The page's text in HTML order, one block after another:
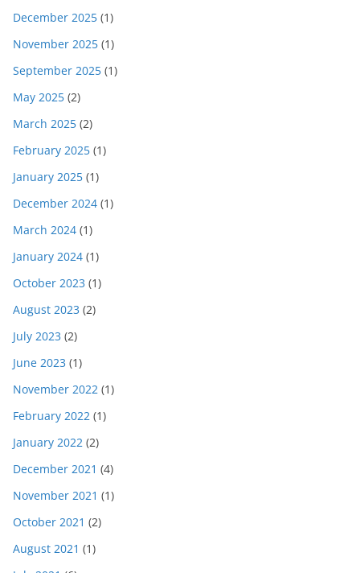
December 2025 (1)
November 2025 (1)
September 2025 (1)
May 2025 (2)
March 2025 (2)
February 2025 (1)
January 2025 (1)
December 2024 (1)
March 2024 (1)
January 2024 (1)
October 2023 (1)
August 2023 (2)
July 2023 (2)
June 2023 (1)
November 2022 (1)
February 2022 (1)
January 2022 (2)
December 2021 (4)
November 2021 (1)
October 2021 (2)
August 2021 (1)